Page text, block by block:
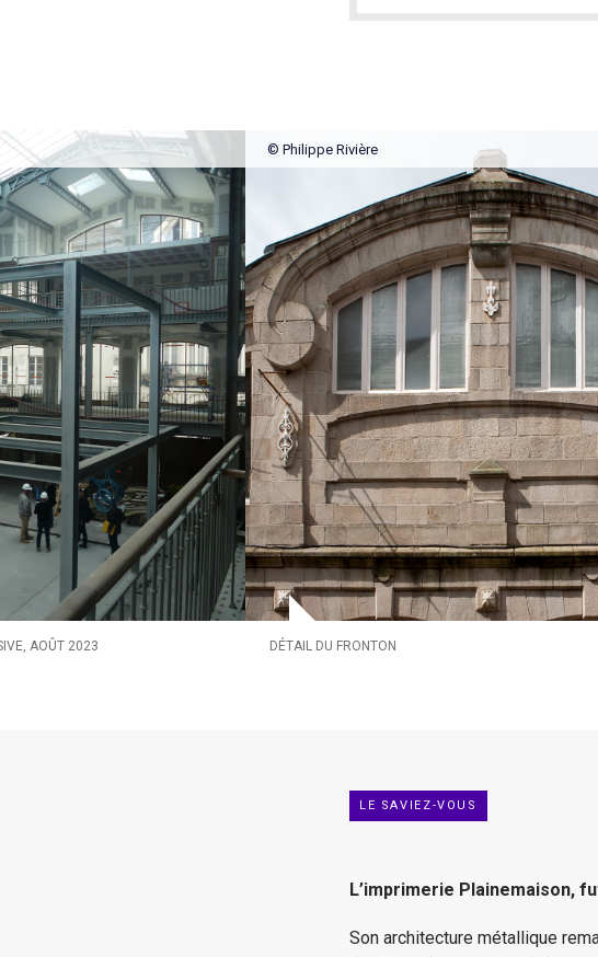
AOÛT 2023
© Philippe Rivière
DÉTAIL DU FRONTON
LE SAVIEZ-VOUS
L’imprimerie Plainemaison,
Son architecture métallique